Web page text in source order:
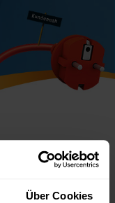
Über Cookies
repräsentiert die ZEV,